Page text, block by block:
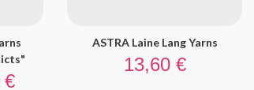
€
ASTRA Laine Lang Yarns
Prix
13,60 €